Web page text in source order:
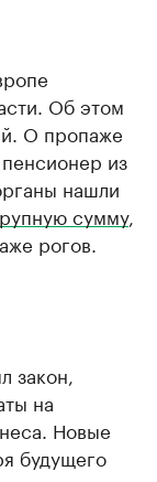
Об этом
О пропаже
из
нашли
сумму,
рогов.
закон,
на
Новые
будущего